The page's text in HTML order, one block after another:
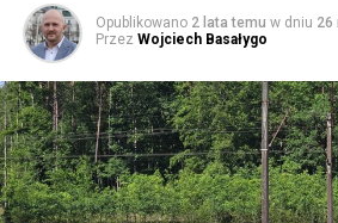
W piątek koncerty będą odbywały
Opublikowano 2 lata temu w dniu 26
Przez Wojciech Basałygo